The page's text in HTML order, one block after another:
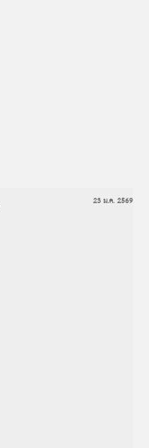
23 ม.ค. 2569